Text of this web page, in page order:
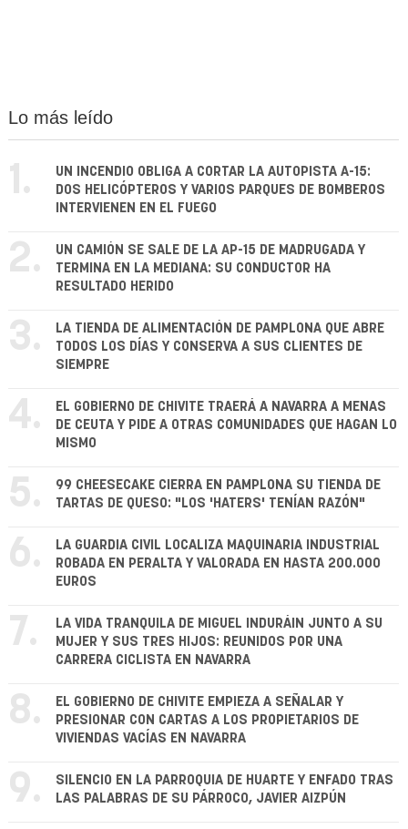
Lo más leído
1.
UN INCENDIO OBLIGA A CORTAR LA AUTOPISTA A-15:
DOS HELICÓPTEROS Y VARIOS PARQUES DE BOMBEROS
INTERVIENEN EN EL FUEGO
2.
UN CAMIÓN SE SALE DE LA AP-15 DE MADRUGADA Y
TERMINA EN LA MEDIANA: SU CONDUCTOR HA
RESULTADO HERIDO
3.
LA TIENDA DE ALIMENTACIÓN DE PAMPLONA QUE ABRE
TODOS LOS DÍAS Y CONSERVA A SUS CLIENTES DE
SIEMPRE
4.
EL GOBIERNO DE CHIVITE TRAERÁ A NAVARRA A MENAS
DE CEUTA Y PIDE A OTRAS COMUNIDADES QUE HAGAN LO
MISMO
5.
99 CHEESECAKE CIERRA EN PAMPLONA SU TIENDA DE
TARTAS DE QUESO: "LOS 'HATERS' TENÍAN RAZÓN"
6.
LA GUARDIA CIVIL LOCALIZA MAQUINARIA INDUSTRIAL
ROBADA EN PERALTA Y VALORADA EN HASTA 200.000
EUROS
7.
LA VIDA TRANQUILA DE MIGUEL INDURÁIN JUNTO A SU
MUJER Y SUS TRES HIJOS: REUNIDOS POR UNA
CARRERA CICLISTA EN NAVARRA
8.
EL GOBIERNO DE CHIVITE EMPIEZA A SEÑALAR Y
PRESIONAR CON CARTAS A LOS PROPIETARIOS DE
VIVIENDAS VACÍAS EN NAVARRA
9.
SILENCIO EN LA PARROQUIA DE HUARTE Y ENFADO TRAS
LAS PALABRAS DE SU PÁRROCO, JAVIER AIZPÚN